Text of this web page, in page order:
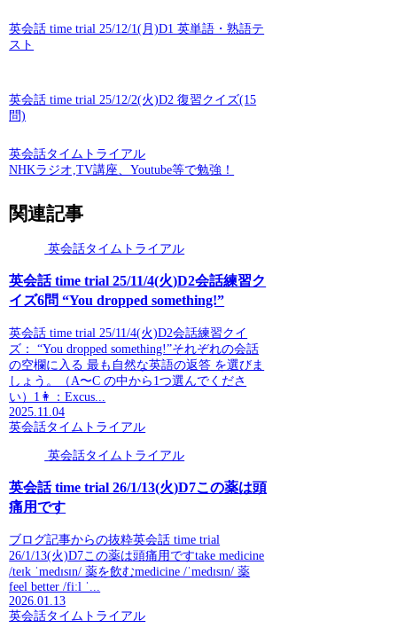
英会話 time trial 25/12/1(月)D1 英単語・熟語テ
スト
英会話 time trial 25/12/2(火)D2 復習クイズ(15
問)
英会話タイムトライアル
NHKラジオ,TV講座、Youtube等で勉強！
関連記事
英会話タイムトライアル
英会話 time trial 25/11/4(火)D2会話練習ク
イズ6問 “You dropped something!”
英会話 time trial 25/11/4(火)D2会話練習クイ
ズ： “You dropped something!”それぞれの会話
の空欄に入る 最も自然な英語の返答 を選びま
しょう。（A〜C の中から1つ選んでくださ
い）1👩：Excus...
2025.11.04
英会話タイムトライアル
英会話タイムトライアル
英会話 time trial 26/1/13(火)D7この薬は頭
痛用です
ブログ記事からの抜粋英会話 time trial
26/1/13(火)D7この薬は頭痛用ですtake medicine
/teɪk ˈmedɪsɪn/ 薬を飲むmedicine /ˈmedɪsɪn/ 薬
feel better /fiːl ˈ...
2026.01.13
英会話タイムトライアル